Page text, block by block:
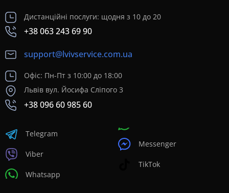
Дистанційні послуги: щодня з 10 до 20
+38 063 243 69 90
support@lvivservice.com.ua
Офіс: Пн-Пт з 10:00 до 18:00
Львів вул. Йосифа Сліпого 3
+38 096 60 985 60
Telegram
Viber
Whatsapp
Messenger
TikTok